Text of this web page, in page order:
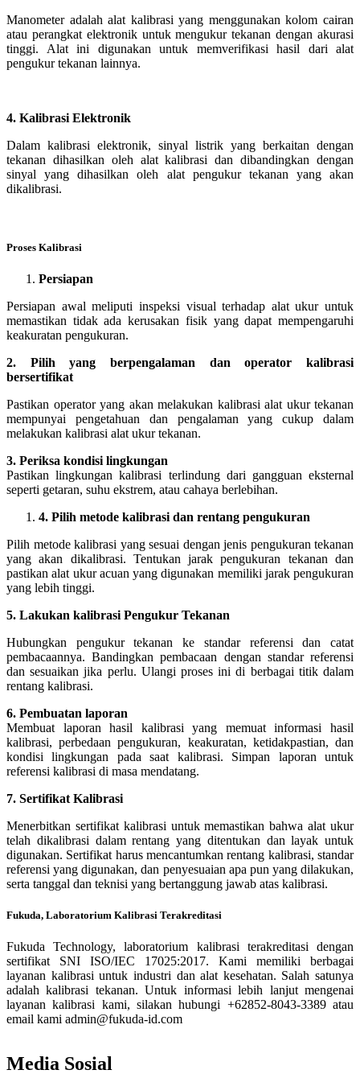
Manometer adalah alat kalibrasi yang menggunakan kolom cairan
atau perangkat elektronik untuk mengukur tekanan dengan akurasi
tinggi. Alat ini digunakan untuk memverifikasi hasil dari alat
pengukur tekanan lainnya.
4. Kalibrasi Elektronik
Dalam kalibrasi elektronik, sinyal listrik yang berkaitan dengan
tekanan dihasilkan oleh alat kalibrasi dan dibandingkan dengan
sinyal yang dihasilkan oleh alat pengukur tekanan yang akan
dikalibrasi.
Proses Kalibrasi
Persiapan
Persiapan awal meliputi inspeksi visual terhadap alat ukur untuk
memastikan tidak ada kerusakan fisik yang dapat mempengaruhi
keakuratan pengukuran.
2. Pilih yang berpengalaman dan operator kalibrasi
bersertifikat
Pastikan operator yang akan melakukan kalibrasi alat ukur tekanan
mempunyai pengetahuan dan pengalaman yang cukup dalam
melakukan kalibrasi alat ukur tekanan.
3. Periksa kondisi lingkungan
Pastikan lingkungan kalibrasi terlindung dari gangguan eksternal
seperti getaran, suhu ekstrem, atau cahaya berlebihan.
4. Pilih metode kalibrasi dan rentang pengukuran
Pilih metode kalibrasi yang sesuai dengan jenis pengukuran tekanan
yang akan dikalibrasi. Tentukan jarak pengukuran tekanan dan
pastikan alat ukur acuan yang digunakan memiliki jarak pengukuran
yang lebih tinggi.
5. Lakukan kalibrasi Pengukur Tekanan
Hubungkan pengukur tekanan ke standar referensi dan catat
pembacaannya. Bandingkan pembacaan dengan standar referensi
dan sesuaikan jika perlu. Ulangi proses ini di berbagai titik dalam
rentang kalibrasi.
6. Pembuatan laporan
Membuat laporan hasil kalibrasi yang memuat informasi hasil
kalibrasi, perbedaan pengukuran, keakuratan, ketidakpastian, dan
kondisi lingkungan pada saat kalibrasi. Simpan laporan untuk
referensi kalibrasi di masa mendatang.
7. Sertifikat Kalibrasi
Menerbitkan sertifikat kalibrasi untuk memastikan bahwa alat ukur
telah dikalibrasi dalam rentang yang ditentukan dan layak untuk
digunakan. Sertifikat harus mencantumkan rentang kalibrasi, standar
referensi yang digunakan, dan penyesuaian apa pun yang dilakukan,
serta tanggal dan teknisi yang bertanggung jawab atas kalibrasi.
Fukuda, Laboratorium Kalibrasi Terakreditasi
Fukuda Technology, laboratorium kalibrasi terakreditasi dengan
sertifikat SNI ISO/IEC 17025:2017. Kami memiliki berbagai
layanan kalibrasi untuk industri dan alat kesehatan. Salah satunya
adalah kalibrasi tekanan. Untuk informasi lebih lanjut mengenai
layanan kalibrasi kami, silakan hubungi +62852-8043-3389 atau
email kami admin@fukuda-id.com
Media Sosial